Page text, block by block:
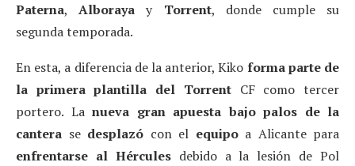
Paterna,Alboraya y Torrent, donde cumple su
segunda temporada.
En esta, a diferencia de la anterior, Kiko forma parte de
la primera plantilla del Torrent CF como tercer
portero. La nueva gran apuesta bajo palos de la
cantera se desplazó con el equipoa Alicante para
enfrentarse al Hérculesdebido a la lesión de Pol